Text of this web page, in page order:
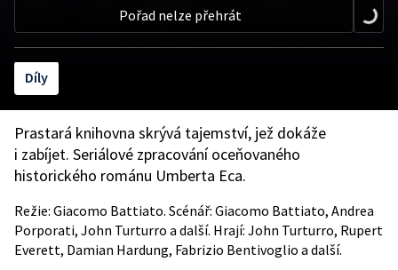
Pořad nelze přehrát
Díly
Prastará knihovna skrývá tajemství, jež dokáže
i zabíjet. Seriálové zpracování oceňovaného
historického románu Umberta Eca.
Režie: Giacomo Battiato. Scénář: Giacomo Battiato, Andrea
Porporati, John Turturro a další. Hrají: John Turturro, Rupert
Everett, Damian Hardung, Fabrizio Bentivoglio a další.